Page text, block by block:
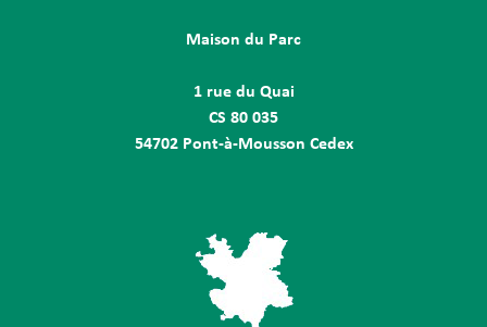
Maison du Parc
1 rue du Quai
CS 80 035
54702 Pont-à-Mousson Cedex